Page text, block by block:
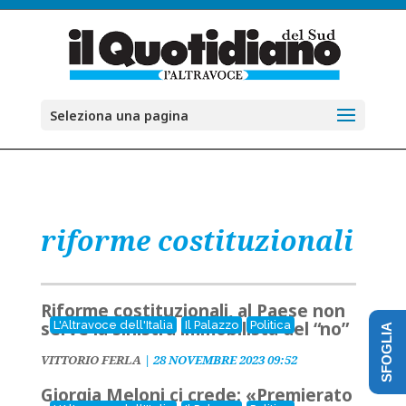
Seleziona una pagina
riforme costituzionali
L'Altravoce dell'Italia Il Palazzo Politica
Riforme costituzionali, al Paese non
serve la sinistra immobilista del “no”
VITTORIO FERLA| 28 NOVEMBRE 2023 09:52
Giorgia Meloni ci crede: «Premierato
SFOGLIA